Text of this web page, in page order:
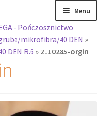
Menu
- Pończosznictwo
mikrofibra/40 DEN »
DEN R.6 » 2110285-orgin